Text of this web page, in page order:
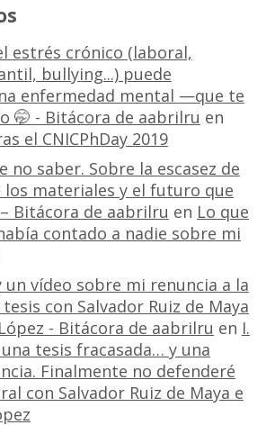
estrés crónico (laboral,
bullying...) puede
enfermedad mental —que te
🤭 - Bitácora de aabrilru en
el CNICPhDay 2019
no saber. Sobre la escasez de
los materiales y el futuro que
Bitácora de aabrilru en Lo que
contado a nadie sobre mi
vídeo sobre mi renuncia a la
con Salvador Ruiz de Maya
- Bitácora de aabrilru en I.
tesis fracasada… y una
Finalmente no defenderé
con Salvador Ruiz de Maya e